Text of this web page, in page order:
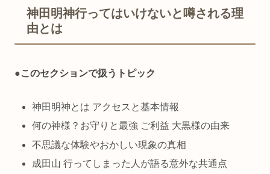
神田明神行ってはいけないと噂される理
由とは
●このセクションで扱うトピック
神田明神とは アクセスと基本情報
何の神様？お守りと最強 ご利益 大黒様の由来
不思議な体験やおかしい現象の真相
成田山 行ってしまった人が語る意外な共通点